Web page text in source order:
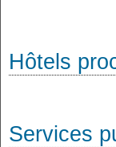
Hôtels
Services